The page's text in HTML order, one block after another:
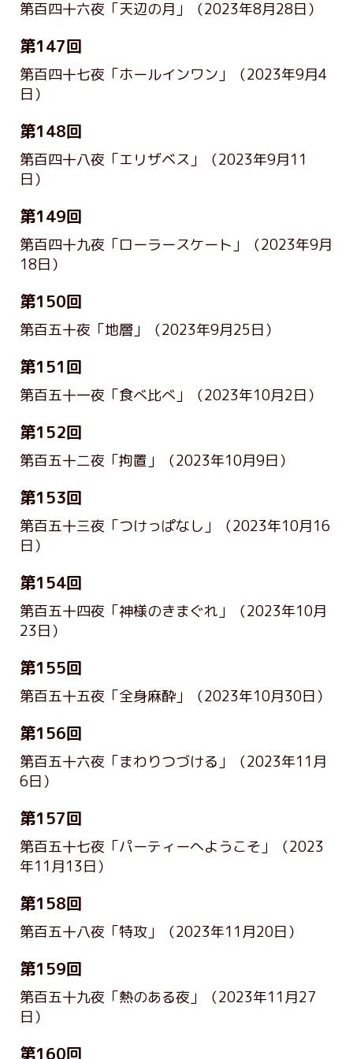
第百四十六夜「天辺の月」 （2023年8月28日）
第147回
第百四十七夜「ホールインワン」
（2023年9月4
日）
第148回
第百四十八夜「エリザベス」
（2023年9月11
日）
第149回
第百四十九夜「ローラースケート」
（2023年9月
18日）
第150回
第百五十夜「地層」 （2023年9月25日）
第151回
第百五十一夜「食べ比べ」 （2023年10月2日）
第152回
第百五十二夜「拘置」 （2023年10月9日）
第153回
第百五十三夜「つけっぱなし」
（2023年10月16
日）
第154回
第百五十四夜「神様のきまぐれ」
（2023年10月
23日）
第155回
第百五十五夜「全身麻酔」 （2023年10月30日）
第156回
第百五十六夜「まわりつづける」
（2023年11月
6日）
第157回
第百五十七夜「パーティーへようこそ」
（2023
年11月13日）
第158回
第百五十八夜「特攻」 （2023年11月20日）
第159回
第百五十九夜「熱のある夜」
（2023年11月27
日）
第160回